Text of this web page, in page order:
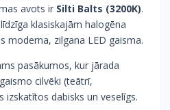
avots ir Silti Balts (3200K).
klasiskajām halogēna
moderna, zilgana LED gaisma.
pasākumos, kur jārada
cilvēki (teātrī,
izskatītos dabisks un veselīgs.